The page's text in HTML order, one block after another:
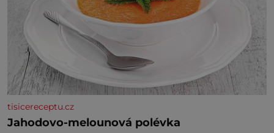
tisicereceptu.cz
Jahodovo-melounová polévka